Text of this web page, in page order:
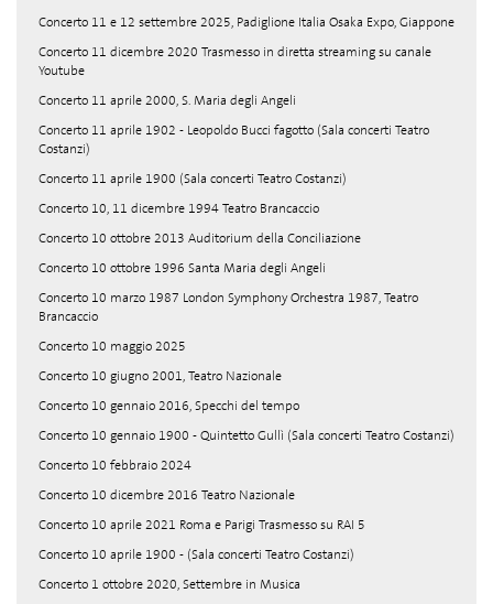
Concerto 11 e 12 settembre 2025, Padiglione Italia Osaka Expo, Giappone
Concerto 11 dicembre 2020 Trasmesso in diretta streaming su canale
Youtube
Concerto 11 aprile 2000, S. Maria degli Angeli
Concerto 11 aprile 1902 - Leopoldo Bucci fagotto (Sala concerti Teatro
Costanzi)
Concerto 11 aprile 1900 (Sala concerti Teatro Costanzi)
Concerto 10, 11 dicembre 1994 Teatro Brancaccio
Concerto 10 ottobre 2013 Auditorium della Conciliazione
Concerto 10 ottobre 1996 Santa Maria degli Angeli
Concerto 10 marzo 1987 London Symphony Orchestra 1987, Teatro
Brancaccio
Concerto 10 maggio 2025
Concerto 10 giugno 2001, Teatro Nazionale
Concerto 10 gennaio 2016, Specchi del tempo
Concerto 10 gennaio 1900 - Quintetto Gullì (Sala concerti Teatro Costanzi)
Concerto 10 febbraio 2024
Concerto 10 dicembre 2016 Teatro Nazionale
Concerto 10 aprile 2021 Roma e Parigi Trasmesso su RAI 5
Concerto 10 aprile 1900 - (Sala concerti Teatro Costanzi)
Concerto 1 ottobre 2020, Settembre in Musica